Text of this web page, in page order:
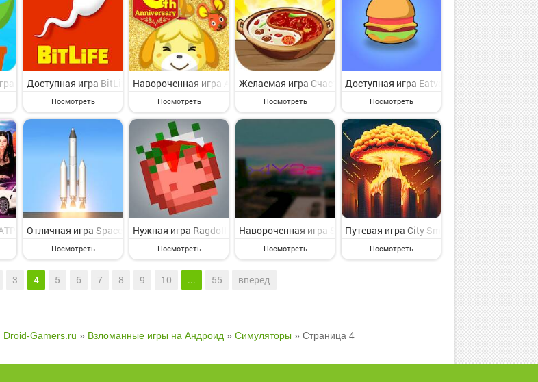
Lovely Plants на Андроид - представляющая интерес игра симулятор для искушенного пользователя от
Доступная игра BitLife - Life Simulator на Андроид - увлекательная игра симулятор для опытных игроков от
Посмотреть
Навороченная игра Animal Crossing: Pocket Camp на Андроид - увлекательная игра
Посмотреть
Желаемая игра Счастливый Хот-пот на Андроид - представляющая
Посмотреть
Доступная игра Eatventure на Андроид -
Посмотреть
РП - Онлайн игра на Андроид - веселая игра симулятор для классного времяпровождения от знаменитого
Отличная игра Spaceflight Simulator на Андроид - увлекательная игра симулятор для опытных игроков от
Посмотреть
Нужная игра Ragdoll Playground на Андроид - веселая игра симулятор для классного
Посмотреть
Навороченная игра SAMP Mobile на Андроид - симпатичная
Посмотреть
Путевая игра City Smash 2 на Андроид -
Посмотреть
3 4 5 6 7 8 9 10 ... 55 вперед
Droid-Gamers.ru » Взломанные игры на Андроид » Симуляторы » Страница 4